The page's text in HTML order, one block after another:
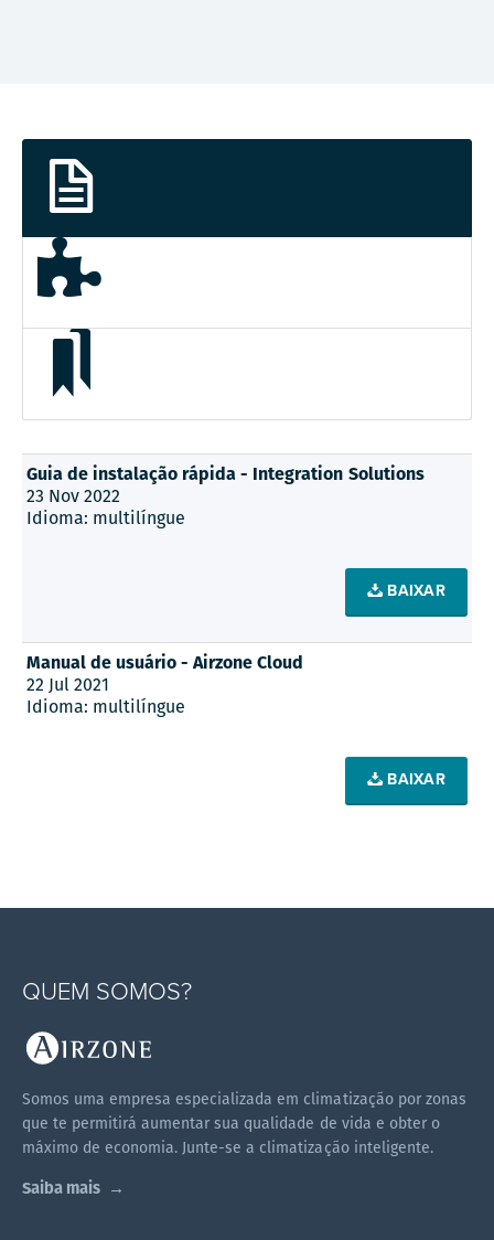
Guia de instalação rápida - Integration Solutions
23 Nov 2022
Idioma: multilíngue
BAIXAR
Manual de usuário - Airzone Cloud
22 Jul 2021
Idioma: multilíngue
BAIXAR
QUEM SOMOS?
Somos uma empresa especializada em climatização por zonas
que te permitirá aumentar sua qualidade de vida e obter o
máximo de economia. Junte-se a climatização inteligente.
Saiba mais